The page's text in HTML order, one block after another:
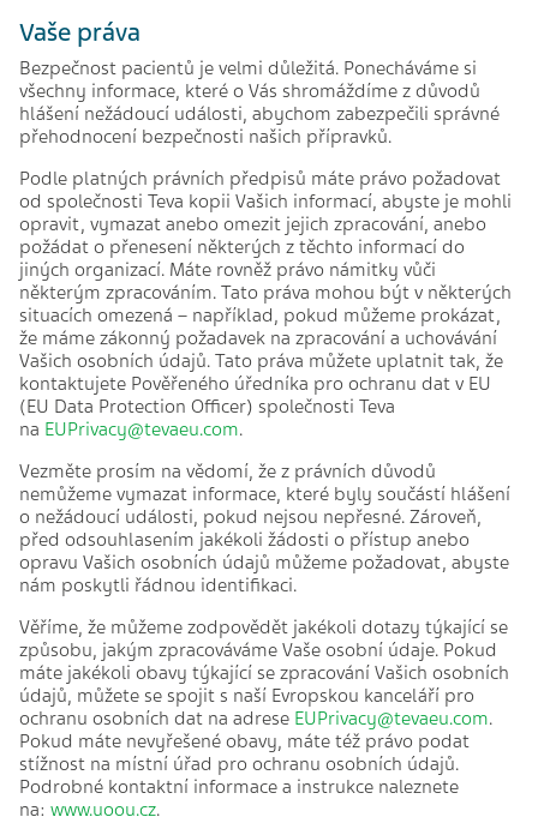
Vaše práva
Bezpečnost pacientů je velmi důležitá. Ponecháváme si
všechny informace, které o Vás shromáždíme z důvodů
hlášení nežádoucí události, abychom zabezpečili správné
přehodnocení bezpečnosti našich přípravků.
Podle platných právních předpisů máte právo požadovat
od společnosti Teva kopii Vašich informací, abyste je mohli
opravit, vymazat anebo omezit jejich zpracování, anebo
požádat o přenesení některých z těchto informací do
jiných organizací. Máte rovněž právo námitky vůči
některým zpracováním. Tato práva mohou být v některých
situacích omezená – například, pokud můžeme prokázat,
že máme zákonný požadavek na zpracování a uchovávání
Vašich osobních údajů. Tato práva můžete uplatnit tak, že
kontaktujete Pověřeného úředníka pro ochranu dat v EU
(EU Data Protection Officer) společnosti Teva
na EUPrivacy@tevaeu.com.
Vezměte prosím na vědomí, že z právních důvodů
nemůžeme vymazat informace, které byly součástí hlášení
o nežádoucí události, pokud nejsou nepřesné. Zároveň,
před odsouhlasením jakékoli žádosti o přístup anebo
opravu Vašich osobních údajů můžeme požadovat, abyste
nám poskytli řádnou identifikaci.
Věříme, že můžeme zodpovědět jakékoli dotazy týkající se
způsobu, jakým zpracováváme Vaše osobní údaje. Pokud
máte jakékoli obavy týkající se zpracování Vašich osobních
údajů, můžete se spojit s naší Evropskou kanceláří pro
ochranu osobních dat na adrese EUPrivacy@tevaeu.com.
Pokud máte nevyřešené obavy, máte též právo podat
stížnost na místní úřad pro ochranu osobních údajů.
Podrobné kontaktní informace a instrukce naleznete
na: www.uoou.cz.